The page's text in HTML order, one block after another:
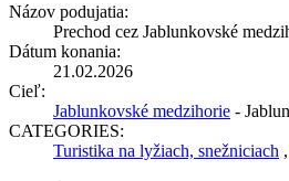
Názov podujatia:
Prechod cez Jablunkovské
Dátum konania:
21.02.2026
Cieľ:
Jablunkovské medzihorie -
CATEGORIES:
Turistika na lyžiach, snežniciach ,